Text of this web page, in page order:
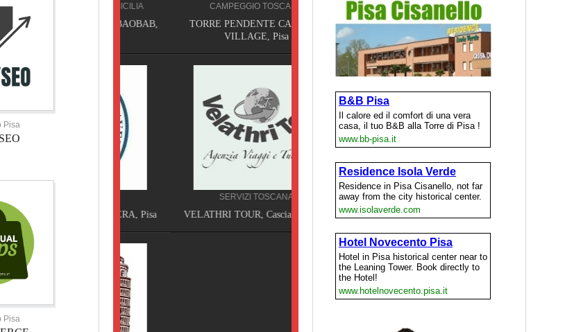
Pisa
Pisa
BREAKFAST SICILIA
BREAKFAST BAOBAB,
Piazza Armerina
PRIMAVERA, Pisa
CAMPEGGIO TOSCANA
TORRE PENDENTE CAMPING
VILLAGE, Pisa
SERVIZI TOSCANA
VELATHRI TOUR, Casciana Terme